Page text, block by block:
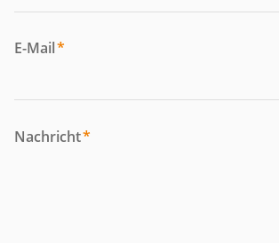
E-Mail*
Nachricht*